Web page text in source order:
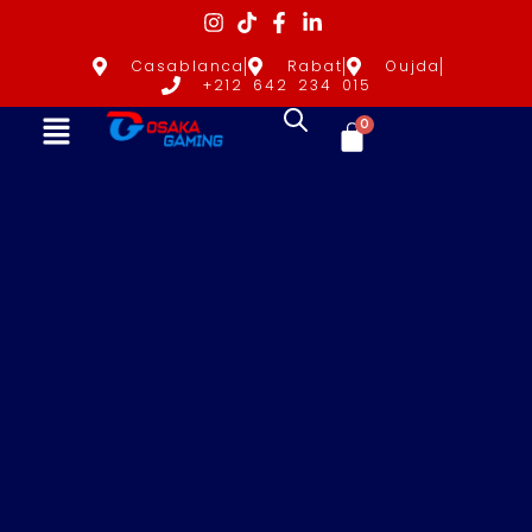
Casablanca Rabat
Oujda
+212 642 234 015
0